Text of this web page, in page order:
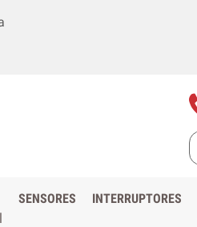
SENSORES INTERRUPTORES